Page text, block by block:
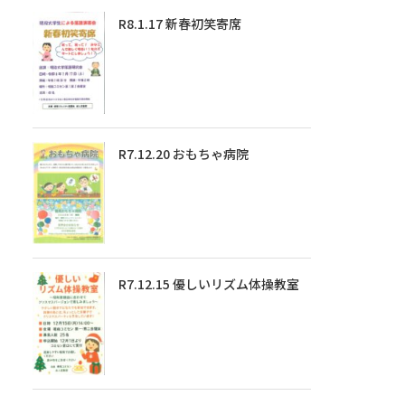
R8.1.17 新春初笑寄席
R7.12.20 おもちゃ病院
R7.12.15 優しいリズム体操教室